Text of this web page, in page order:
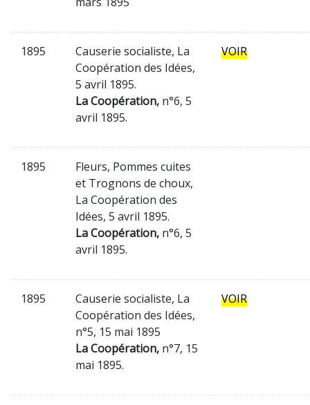
1895
Causerie socialiste, La
Coopération des Idées,
5 avril 1895.
La Coopération, n°6, 5
avril 1895.
VOIR
1895
Fleurs, Pommes cuites
et Trognons de choux,
La Coopération des
Idées, 5 avril 1895.
La Coopération, n°6, 5
avril 1895.
1895
Causerie socialiste, La
Coopération des Idées,
n°5, 15 mai 1895
La Coopération, n°7, 15
mai 1895.
VOIR